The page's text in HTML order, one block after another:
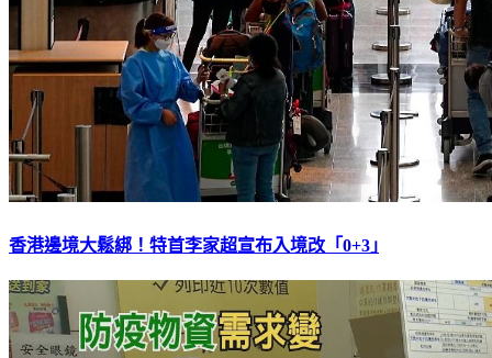
香港邊境大鬆綁！特首李家超宣布入境改「0+3｣